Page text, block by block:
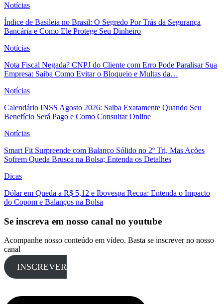
Notícias
Índice de Basileia no Brasil: O Segredo Por Trás da Segurança
Bancária e Como Ele Protege Seu Dinheiro
Notícias
Nota Fiscal Negada? CNPJ do Cliente com Erro Pode Paralisar Sua
Empresa: Saiba Como Evitar o Bloqueio e Multas da…
Notícias
Calendário INSS Agosto 2026: Saiba Exatamente Quando Seu
Benefício Será Pago e Como Consultar Online
Notícias
Smart Fit Surpreende com Balanço Sólido no 2º Tri, Mas Ações
Sofrem Queda Brusca na Bolsa; Entenda os Detalhes
Dicas
Dólar em Queda a R$ 5,12 e Ibovespa Recua: Entenda o Impacto
do Copom e Balanços na Bolsa
Se inscreva em nosso canal no youtube
Acompanhe nosso conteúdo em vídeo. Basta se inscrever no nosso
canal
INSCREVER